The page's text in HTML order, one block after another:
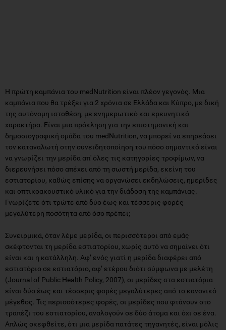
Η πρώτη καμπάνια του medNutrition είναι πλέον γεγονός. Μια
καμπάνια που θα τρέξει για 2 χρόνια σε Ελλάδα και Κύπρο, με δική
της αυτόνομη ιστοθέση, με ενημερωτικό και ερευνητικό
χαρακτήρα. Είναι μια πρόκληση για την επιστημονική και
δημοσιογραφική ομάδα του medNutrition, να μπορεί να επηρεάσει
τον καταναλωτή στην συνειδητοποίηση του πόσο σημαντικό είναι
να γνωρίζει την μερίδα απ' όλες τις κατηγορίες τροφίμων, να
διερευνήσει πόσο απέχει από τη σωστή μερίδα, εκείνη του
εστιατορίου, καθώς επίσης να οργανώσει εκδηλώσεις, ημερίδες
και οπτικοακουστικό υλικό για την διάδοση της καμπάνιας.
Γνωρίζετε ότι τρώτε από δύο έως και τέσσερις φορές
µεγαλύτερη ποσότητα από όσο πρέπει;
Συνειρµικά, όταν λέµε µερίδα, οι περισσότεροι από εµάς
σκέφτονται τη µερίδα εστιατορίου, χωρίς αυτό να σηµαίνει ότι
είναι και η κατάλληλη. Αφ’ ενός γιατί η µερίδα διαφέρει από
εστιατόριο σε εστιατόριο, αφ’ ετέρου διότι σύµφωνα µε µελέτη
(Journal of Public Health Policy, 2007), οι µερίδες στα εστιατόρια
είναι δύο έως και τέσσερις φορές µεγαλύτερες από το κανονικό
µέγεθος. Τις περισσότερες φορές, οι µερίδες που φτάνουν στο
τραπέζι του εστιατορίου, αναλογούν σε δύο άτοµα και όχι σε ένα.
Απλώς σκεφθείτε, ότι µια µερίδα πατάτες τηγανητές, είναι µόλις